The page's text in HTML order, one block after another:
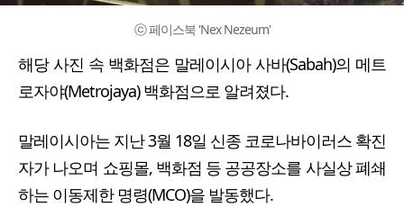
ⓒ 페이스북 'Nex Nezeum'
해당 사진 속 백화점은 말레이시아 사바(Sabah)의 메트
로자야(Metrojaya) 백화점으로 알려졌다.
말레이시아는 지난 3월 18일 신종 코로나바이러스 확진
자가 나오며 쇼핑몰, 백화점 등 공공장소를 사실상 폐쇄
하는 이동제한 명령(MCO)을 발동했다.